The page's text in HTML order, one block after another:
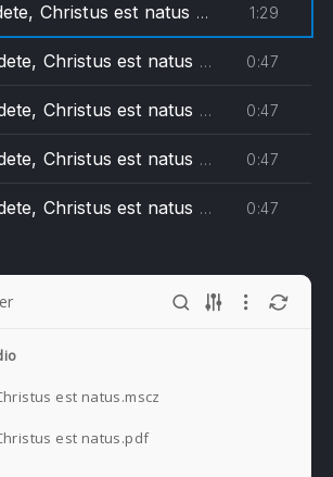
est natus (! couplets différents !) 1:29
Christus est natus (soprane) 0:47
Christus est natus (alto) 0:47
Christus est natus (ténor) 0:47
Christus est natus (basse) 0:47
est natus.mscz
est natus.pdf